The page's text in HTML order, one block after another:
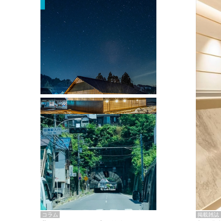
掲載雑誌
掲載雑誌・書籍
『街歩き研修「アールデコとモダニズ
ム、和風バロック」』のレポート記事が
掲載
コラム